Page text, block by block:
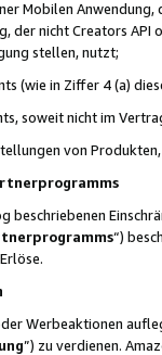
Mobilen
der nicht Creators
stellen, nutzt;
(wie in Ziffer 4 (a)
soweit nicht im
von
beschriebenen
“)
Werbeaktionen
”) zu verdienen.